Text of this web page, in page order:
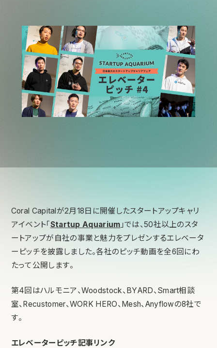
Coral Capitalが2月18日に開催したスタートアップキャリ
アイベント「Startup Aquarium 」では、50社以上のスタ
ートアップが自社の事業と魅力をプレゼンするエレベータ
ーピッチを披露しました。各社のピッチ動画を全6回にわ
たって公開します。
第4回はハルモニア、Woodstock、BYARD、Smart相談
室、 Recustomer、WORK HERO、 Mesh、 Anyflowの8社で
す。
エレベーターピッチ記事リンク